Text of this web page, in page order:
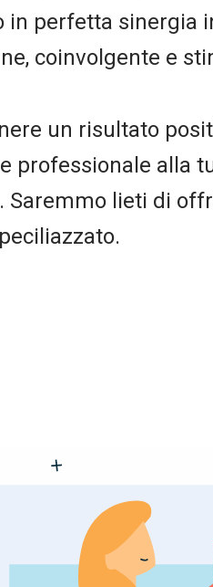
in perfetta sinergia
coinvolgente e
un risultato
professionale alla
Saremmo lieti di